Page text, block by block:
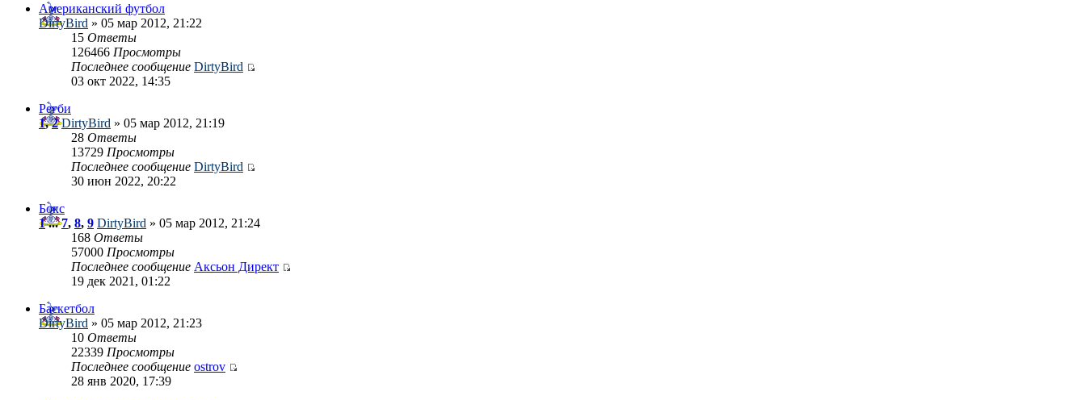
Американский футбол
DirtyBird » 05 мар 2012, 21:22
15 Ответы
126466 Просмотры
Последнее сообщение DirtyBird
03 окт 2022, 14:35
Регби
1,2 DirtyBird » 05 мар 2012, 21:19
28 Ответы
13729 Просмотры
Последнее сообщение DirtyBird
30 июн 2022, 20:22
Бокс
1...7, 8, 9 DirtyBird » 05 мар 2012, 21:24
168 Ответы
57000 Просмотры
Последнее сообщение Аксьон Директ
19 дек 2021, 01:22
Баскетбол
DirtyBird » 05 мар 2012, 21:23
10 Ответы
22339 Просмотры
Последнее сообщение ostrov
28 янв 2020, 17:39